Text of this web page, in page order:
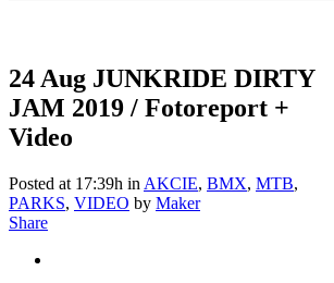
24 Aug JUNKRIDE DIRTY
JAM 2019 / Fotoreport +
Video
Posted at 17:39h in AKCIE, BMX, MTB,
PARKS, VIDEO by Maker
Share